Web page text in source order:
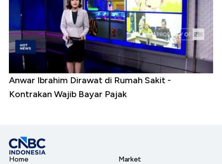
Anwar Ibrahim Dirawat di Rumah Sakit -
Kontrakan Wajib Bayar Pajak
Home
Market